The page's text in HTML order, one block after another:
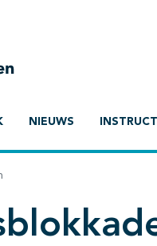
NIEUWS